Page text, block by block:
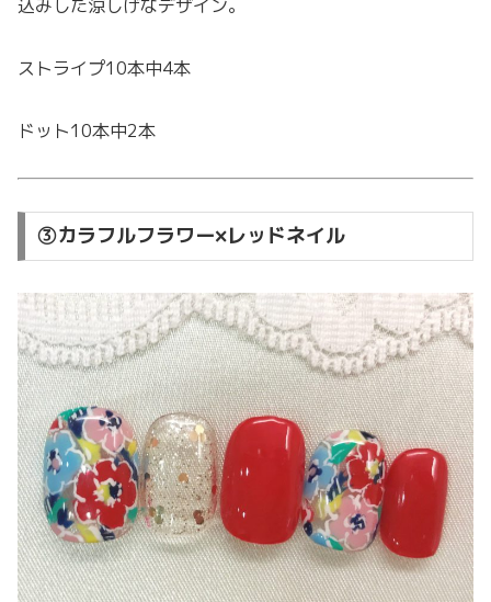
込みした涼しげなデザイン。
ストライプ10本中4本
ドット10本中2本
③カラフルフラワー×レッドネイル